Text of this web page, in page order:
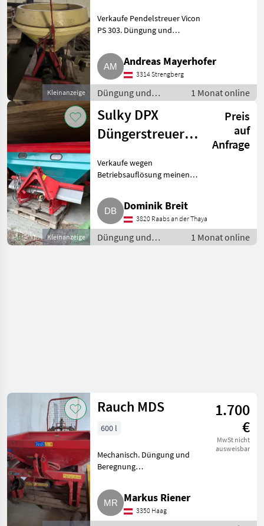
Kleinanzeige
Verkaufe Pendelstreuer Vicon
PS 303. Düngung und
Mineraldüngerstreuer/Wiegestreuer
Andreas Mayerhofer
3314 Strengberg
Düngung und
Beregnung /
Mineraldüngerstreuer/Wiegestreuer
1 Monat online
Kleinanzeige
Sulky DPX
Düngerstreuer
Preis
auf
Anfrage
Verkaufe wegen
Betriebsauflösung meinen
Klappbare Planenabdeckung,
Preis: VHB. Düngung und
Beregnung
Mineraldüngerstreuer/Wiegestreuer
Dominik Breit
3820 Raabs an der Thaya
Düngung und
Beregnung /
1 Monat online
Rauch MDS
1.700
€
MwSt nicht
ausweisbar
600 l
Mechanisch. Düngung und
Beregnung
Markus Riener
3350 Haag